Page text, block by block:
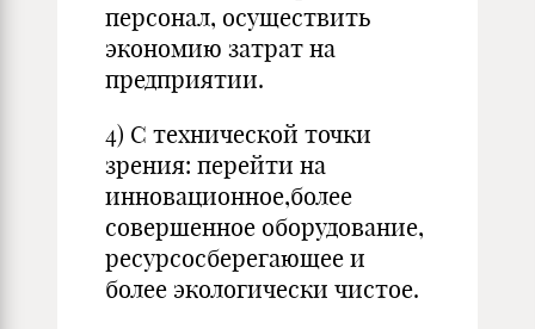
персонал, осуществить
экономию затрат на
предприятии.
4) С технической точки
зрения: перейти на
инновационное,более
совершенное оборудование,
ресурсосберегающее и
более экологически чистое.